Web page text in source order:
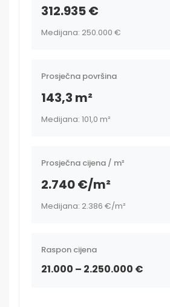
312.935 €
Medijana: 250.000 €
Prosječna površina
143,3 m²
Medijana: 101,0 m²
Prosječna cijena / m²
2.740 €/m²
Medijana: 2.386 €/m²
Raspon cijena
21.000 – 2.250.000 €